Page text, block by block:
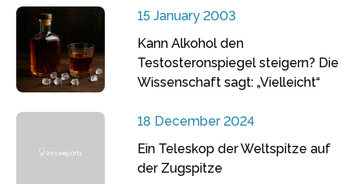
15 January 2003
Kann Alkohol den
Testosteronspiegel steigern? Die
Wissenschaft sagt: „Vielleicht“
18 December 2024
Ein Teleskop der Weltspitze auf
der Zugspitze